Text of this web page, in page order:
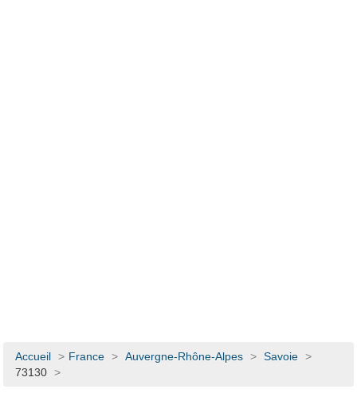
Accueil > France > Auvergne-Rhône-Alpes > Savoie >
73130 >